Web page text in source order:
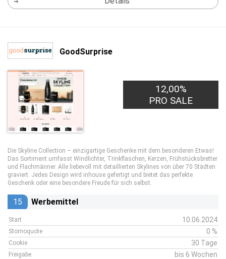
GoodSurprise
12,00%
PRO SALE
Die Skyline Collection – einzigartige Geschenke mit dem besonderen Etwas!
Das Sortiment umfasst Windlichter, Trinkflaschen, Kerzen, Frühstücksbretter
und Flachmänner. Alle liebevoll mit detaillierten Skylines von über 70 Städten
graviert. Jedes Design wird inhouse gefertigt und bietet das perfekte
Geschenk oder eine besondere Freude für sich selbst.
15 Werbemittel
Start 10.06.2024
Stornoquote 0 %
Cookie 30 Tage
Freigabe bis 6 Wochen